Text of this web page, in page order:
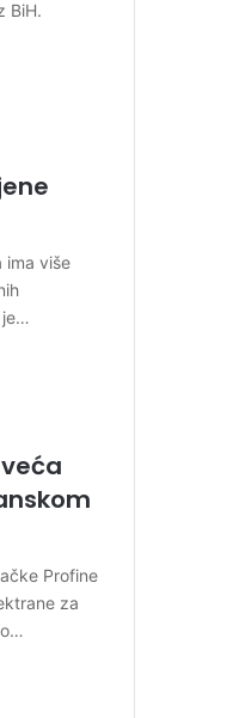
BiH.
ima više
Profine
za